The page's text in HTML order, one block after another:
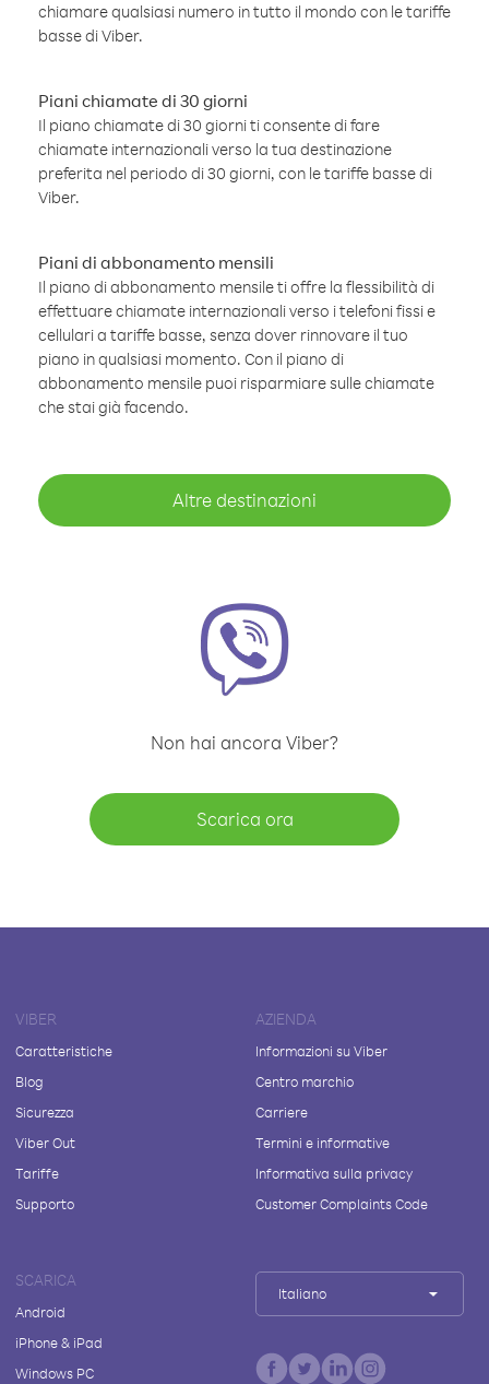
chiamare qualsiasi numero in tutto il mondo con le tariffe
basse di Viber.
Piani chiamate di 30 giorni
Il piano chiamate di 30 giorni ti consente di fare
chiamate internazionali verso la tua destinazione
preferita nel periodo di 30 giorni, con le tariffe basse di
Viber.
Piani di abbonamento mensili
Il piano di abbonamento mensile ti offre la flessibilità di
effettuare chiamate internazionali verso i telefoni fissi e
cellulari a tariffe basse, senza dover rinnovare il tuo
piano in qualsiasi momento. Con il piano di
abbonamento mensile puoi risparmiare sulle chiamate
che stai già facendo.
Altre destinazioni
Non hai ancora Viber?
Scarica ora
VIBER
Caratteristiche
Blog
Sicurezza
Viber Out
Tariffe
Supporto
AZIENDA
Informazioni su Viber
Centro marchio
Carriere
Termini e informative
Informativa sulla privacy
Customer Complaints Code
SCARICA
Android
iPhone & iPad
Windows PC
Italiano